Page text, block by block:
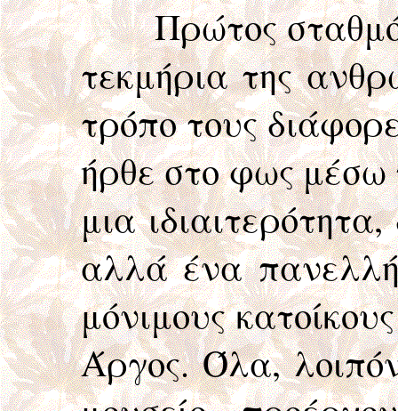
Πρώτος σταθμός
τεκμήρια της
τρόπο τους
ήρθε στο φως μέσω
μια
αλλά ένα
μόνιμους
Άργος. Όλα,